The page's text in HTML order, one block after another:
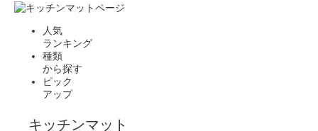
人気
ランキング
種類
から探す
ピック
アップ
キッチンマット